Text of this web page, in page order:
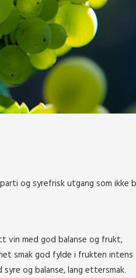
og syrefrisk utgang som ikke
vin med god balanse og frukt,
smak god fylde i frukten intens
og balanse, lang ettersmak.